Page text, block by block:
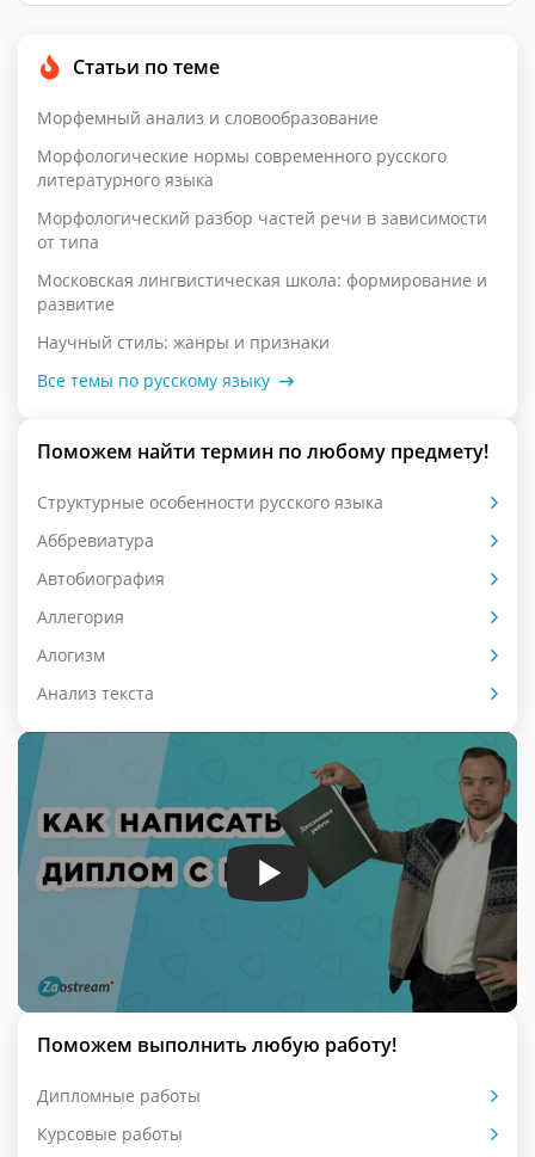
Статьи по теме
Морфемный анализ и словообразование
Морфологические нормы современного русского
литературного языка
Морфологический разбор частей речи в зависимости
от типа
Московская лингвистическая школа: формирование и
развитие
Научный стиль: жанры и признаки
Все темы по русскому языку
Поможем найти термин по любому предмету!
Cтруктурные особенности русского языка
Аббревиатура
Автобиография
Аллегория
Алогизм
Анализ текста
Поможем выполнить любую работу!
Дипломные работы
Курсовые работы